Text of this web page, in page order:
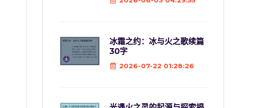
冰霜之约：冰与火之歌续篇
30字
2026-07-22 01:28:26